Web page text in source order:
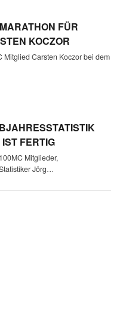
FÜR
KOCZOR
Mitglied Carsten Koczor bei dem
FERTIG
Mitglieder,
Jörg…